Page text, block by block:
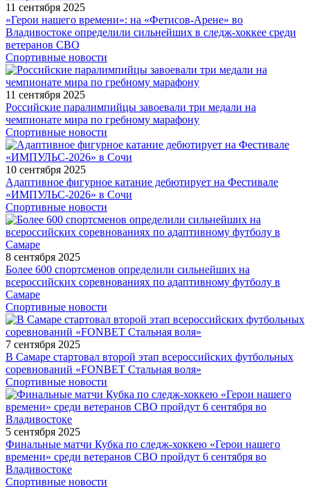
11 сентября 2025
«Герои нашего времени»: на «Фетисов-Арене» во
Владивостоке определили сильнейших в следж-хоккее среди
ветеранов СВО
Спортивные новости
11 сентября 2025
Российские паралимпийцы завоевали три медали на
чемпионате мира по гребному марафону
Спортивные новости
10 сентября 2025
Адаптивное фигурное катание дебютирует на Фестивале
«ИМПУЛЬС-2026» в Сочи
Спортивные новости
8 сентября 2025
Более 600 спортсменов определили сильнейших на
всероссийских соревнованиях по адаптивному футболу в
Самаре
Спортивные новости
7 сентября 2025
В Самаре стартовал второй этап всероссийских футбольных
соревнований «FONBET Стальная воля»
Спортивные новости
5 сентября 2025
Финальные матчи Кубка по следж-хоккею «Герои нашего
времени» среди ветеранов СВО пройдут 6 сентября во
Владивостоке
Спортивные новости